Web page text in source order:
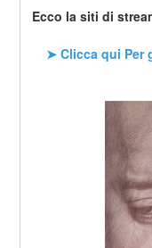
Ecco la siti di
➤ Clicca qui Per